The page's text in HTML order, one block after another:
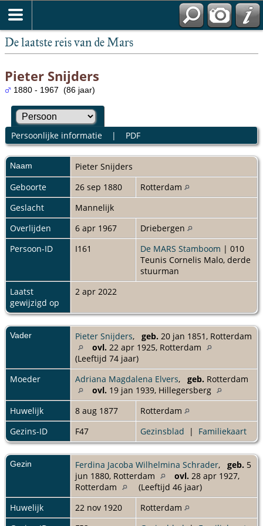
De laatste reis van de Mars
Pieter Snijders
1880 - 1967 (86 jaar)
Persoonlijke informatie| PDF
Naam Pieter Snijders
Geboorte
26 sep 1880
Rotterdam
Geslacht
Mannelijk
Overlijden
6 apr 1967
Driebergen
Persoon-ID
I161 De MARS Stamboom | 010
Teunis Cornelis Malo, derde
stuurman
Laatst
gewijzigd op
2 apr 2022
Vader Pieter Snijders, geb. 20 jan 1851, Rotterdam
ovl. 22 apr 1925, Rotterdam
(Leeftijd 74 jaar)
Moeder
Adriana Magdalena Elvers, geb. Rotterdam
ovl. 19 jan 1939, Hillegersberg
Huwelijk
8 aug 1877
Rotterdam
Gezins-ID
F47 Gezinsblad | Familiekaart
Gezin Ferdina Jacoba Wilhelmina Schrader, geb. 5
jun 1880, Rotterdam
ovl. 28 apr 1927,
Rotterdam
(Leeftijd 46 jaar)
Huwelijk
22 nov 1920
Rotterdam